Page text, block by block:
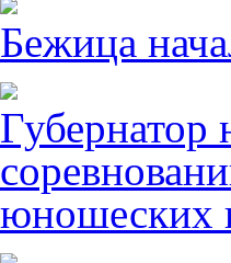
Бежица
Губернатор
юношеских